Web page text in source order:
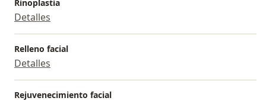
Rinoplastia
Detalles
Relleno facial
Detalles
Rejuvenecimiento facial